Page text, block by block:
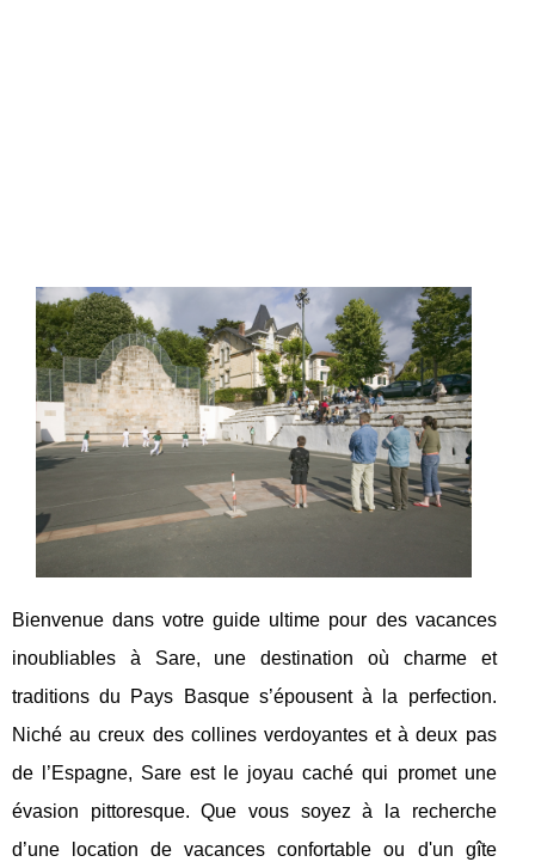
Bienvenue dans votre guide ultime pour des vacances
inoubliables à Sare, une destination où charme et
traditions du Pays Basque s’épousent à la perfection.
Niché au creux des collines verdoyantes et à deux pas
de l’Espagne, Sare est le joyau caché qui promet une
évasion pittoresque. Que vous soyez à la recherche
d’une location de vacances confortable ou d'un gîte